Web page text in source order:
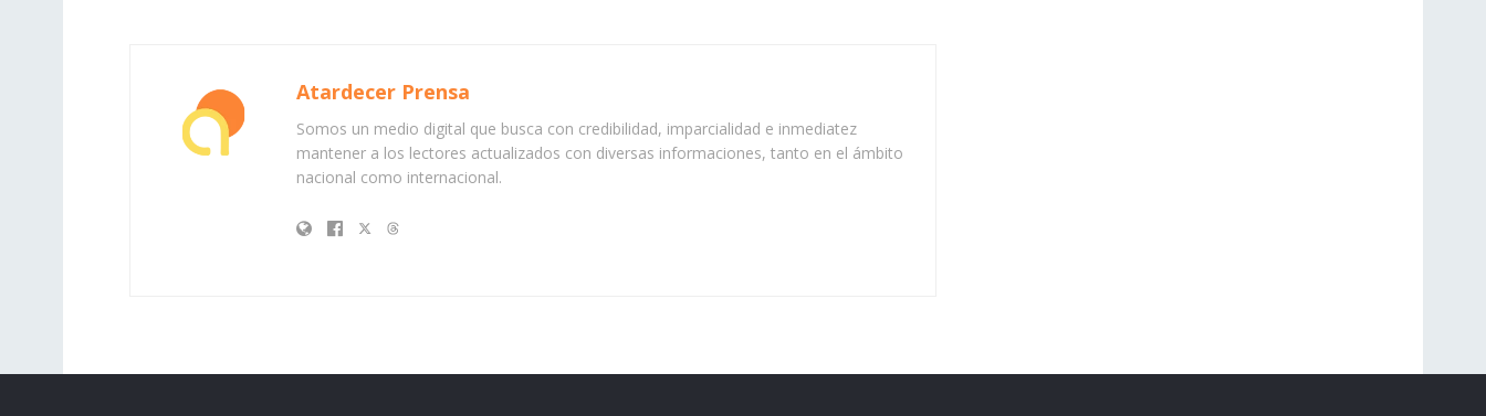
Atardecer Prensa
Somos un medio digital que busca con credibilidad, imparcialidad e inmediatez
mantener a los lectores actualizados con diversas informaciones, tanto en el ámbito
nacional como internacional.